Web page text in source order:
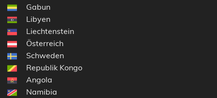
Gabun
Libyen
Liechtenstein
Österreich
Schweden
Republik Kongo
Angola
Namibia